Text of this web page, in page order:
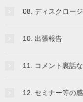
08. ディスクロー
10. 出張報告
11. コメント裏話
12. セミナー等の